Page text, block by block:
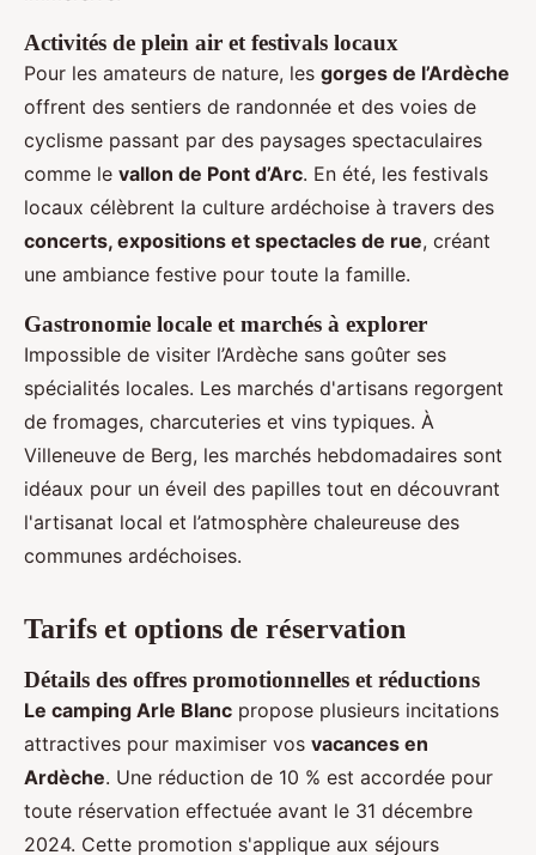
Activités de plein air et festivals locaux
Pour les amateurs de nature, les gorges de l’Ardèche
offrent des sentiers de randonnée et des voies de
cyclisme passant par des paysages spectaculaires
comme le vallon de Pont d’Arc. En été, les festivals
locaux célèbrent la culture ardéchoise à travers des
concerts, expositions et spectacles de rue, créant
une ambiance festive pour toute la famille.
Gastronomie locale et marchés à explorer
Impossible de visiter l’Ardèche sans goûter ses
spécialités locales. Les marchés d'artisans regorgent
de fromages, charcuteries et vins typiques. À
Villeneuve de Berg, les marchés hebdomadaires sont
idéaux pour un éveil des papilles tout en découvrant
l'artisanat local et l’atmosphère chaleureuse des
communes ardéchoises.
Tarifs et options de réservation
Détails des offres promotionnelles et réductions
Le camping Arle Blanc propose plusieurs incitations
attractives pour maximiser vos vacances en
Ardèche. Une réduction de 10 % est accordée pour
toute réservation effectuée avant le 31 décembre
2024. Cette promotion s'applique aux séjours